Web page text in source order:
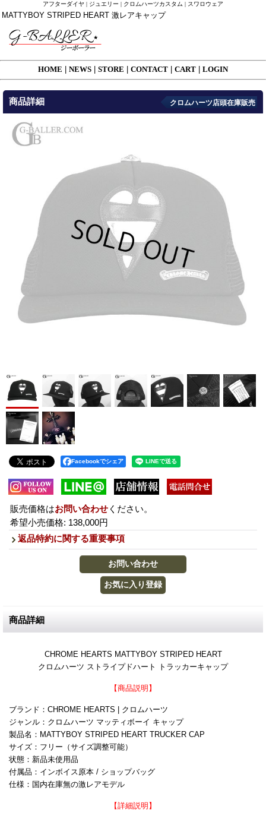
アフターダイヤ | ジュエリー | クロムハーツカスタム | スワロウェア
MATTYBOY STRIPED HEART 激レアキャップ
HOME NEWS STORE CONTACT CART LOGIN
商品詳細 クロムハーツ店頭在庫販売
Facebookでシェア
販売価格はお問い合わせ ください。
希望小売価格: 138,000円
返品特約に関する重要事項
商品詳細
CHROME HEARTS MATTYBOY STRIPED HEART
クロムハーツ ストライプドハート トラッカーキャップ
【商品説明】
ブランド：CHROME HEARTS | クロムハーツ
ジャンル：クロムハーツ マッティボーイ キャップ
製品名：MATTYBOY STRIPED HEART TRUCKER CAP
サイズ：フリー（サイズ調整可能）
状態：新品未使用品
付属品：インボイス原本 / ショップバッグ
仕様：国内在庫無の激レアモデル
【詳細説明】